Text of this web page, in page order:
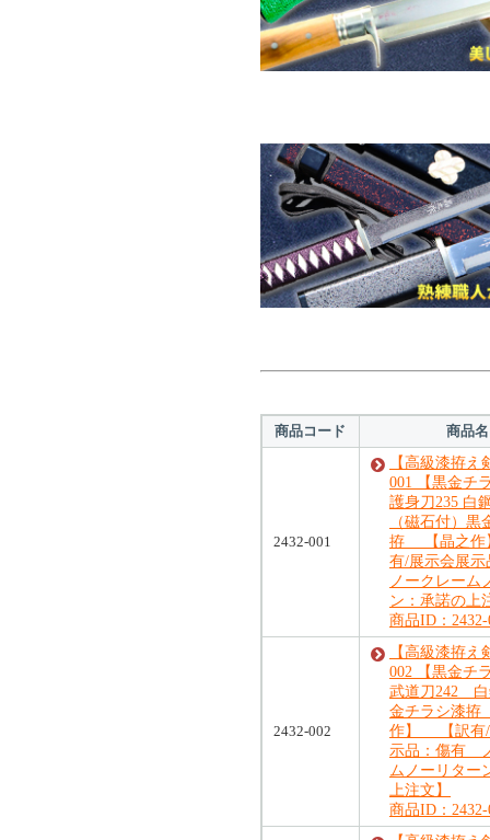
商品コード 商品名
2432-001
【高級漆拵え
001 【黒金チ
護身刀235 白
（磁石付）黒
拵 【晶之
有/展示会展
ノークレーム
ン：承諾の上
商品ID：2432-
2432-002
【高級漆拵え
002 【黒金チ
武道刀242 白
金チラシ漆
作】 【訳有/
示品：傷有
ムノーリター
上注文】
商品ID：2432-